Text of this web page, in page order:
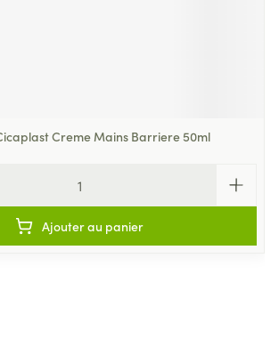
Creme Mains Barriere 50ml
Ajouter au panier